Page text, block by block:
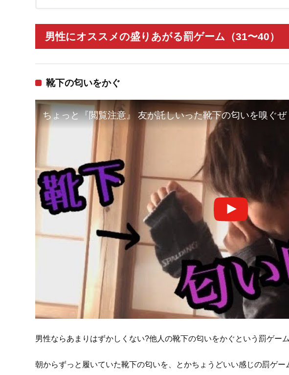
男性にオススメの盛りあがる罰ゲーム（31〜40）
靴下の匂いをかぐ
ちょっと『閲覧注意』 友が託しいった靴下の匂いを嗅ぐぜ
男性ならあまりはずかしくない?他人の靴下の匂いをかぐという罰ゲーム
朝からずっと履いていた靴下の匂いを、とかちょうどいい感じの罰ゲー